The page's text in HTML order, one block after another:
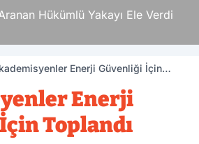
Hükümlü Yakayı Ele Verdi
Enerji Güvenliği İçin
Enerji
Toplandı